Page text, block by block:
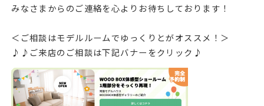
みなさまからのご連絡を心よりお待ちしております！
＜ご相談はモデルルームでゆっくりとがオススメ！＞
♪♪ご来店のご相談は下記バナーをクリック♪